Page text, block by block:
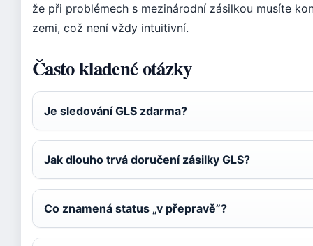
že při problémech s mezinárodní zásilkou musíte
zemi, což není vždy intuitivní.
Často kladené otázky
Je sledování GLS zdarma?
Jak dlouho trvá doručení zásilky GLS?
Co znamená status „v přepravě”?